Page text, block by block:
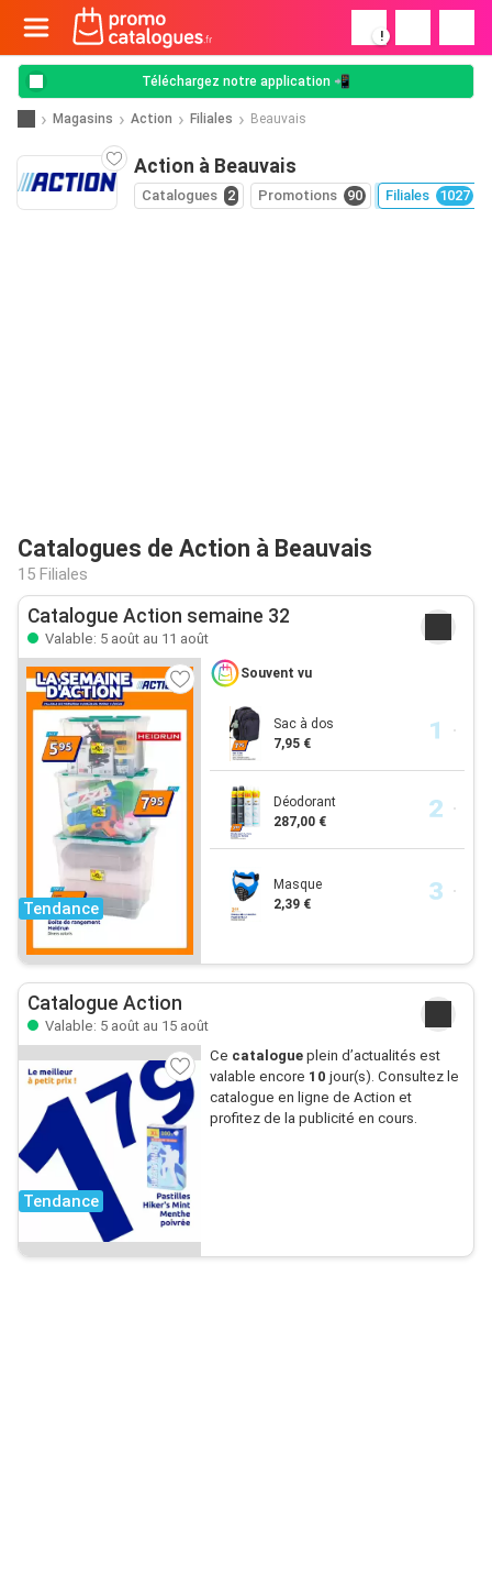
!
Téléchargez notre application 📲
Magasins Action Filiales Beauvais
Action à Beauvais
Catalogues 2 Promotions 90 Filiales 1027
Catalogues de Action à Beauvais
15 Filiales
Catalogue Action semaine 32
Valable: 5 août au 11 août
Tendance
Souvent vu
Sac à dos
7,95 €
Déodorant
287,00 €
Masque
2,39 €
Catalogue Action
Valable: 5 août au 15 août
Tendance
Ce catalogueplein d’actualités est
valable encore 10 jour(s). Consultez le
catalogue en ligne de Action et
profitez de la publicité en cours.